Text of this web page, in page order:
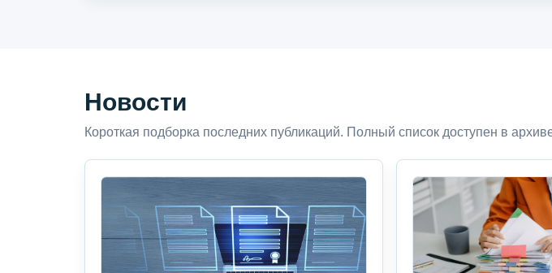
Новости
Короткая подборка последних публикаций. Полный список доступен в